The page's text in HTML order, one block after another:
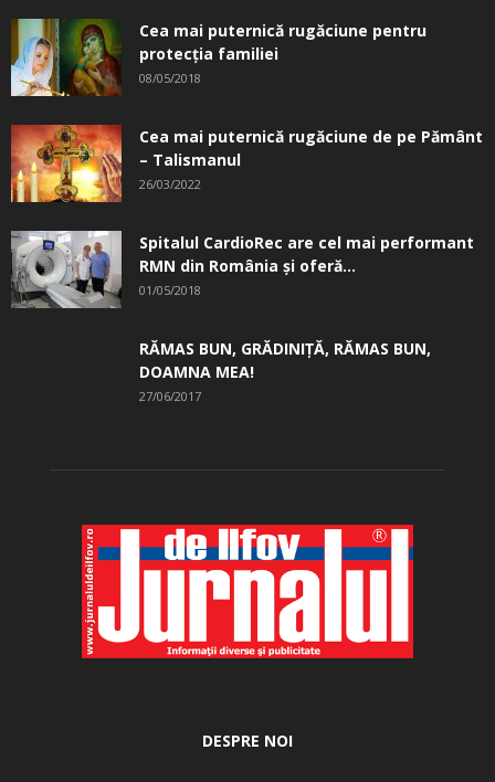
Cea mai puternică rugăciune pentru
protecția familiei
08/05/2018
Cea mai puternică rugăciune de pe Pământ
– Talismanul
26/03/2022
Spitalul CardioRec are cel mai performant
RMN din România și oferă...
01/05/2018
RĂMAS BUN, GRĂDINIŢĂ, ­RĂMAS BUN,
DOAMNA MEA!
27/06/2017
DESPRE NOI